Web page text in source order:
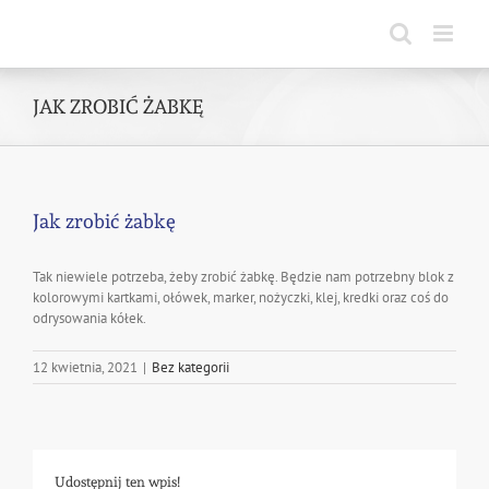
JAK ZROBIĆ ŻABKĘ
Jak zrobić żabkę
Tak niewiele potrzeba, żeby zrobić żabkę. Będzie nam potrzebny blok z
kolorowymi kartkami, ołówek, marker, nożyczki, klej, kredki oraz coś do
odrysowania kółek.
12 kwietnia, 2021 | Bez kategorii
Udostępnij ten wpis!